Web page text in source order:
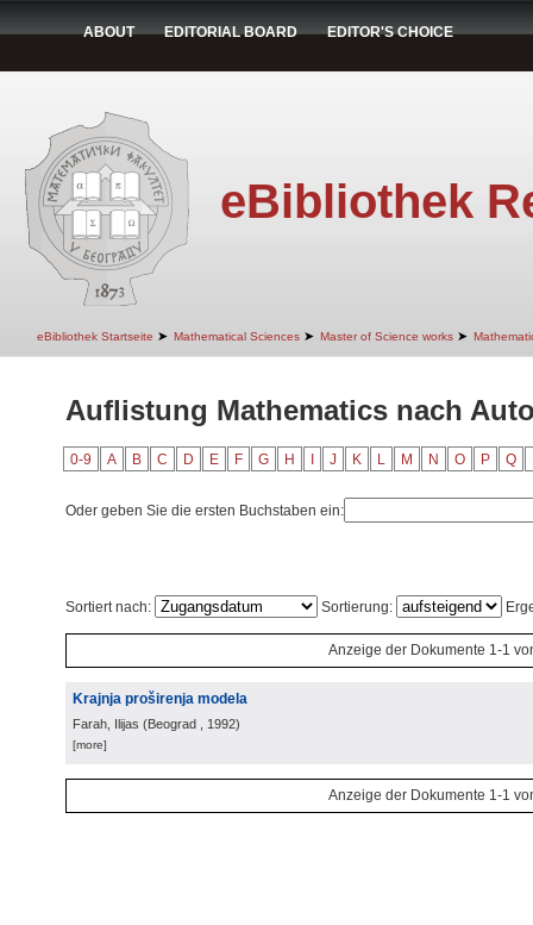
ABOUT EDITORIAL BOARD EDITOR'S CHOICE
eBibliothek
eBibliothek Startseite ➤ Mathematical Sciences ➤ Master of Science works ➤
Auflistung Mathematics nach
0-9 A B C D E F G H J K L M N O P Q
Oder geben Sie die ersten Buchstaben ein:
Sortiert nach: Sortierung:
Anzeige der Dokumente 1-1
Krajnja proširenja modela
Farah, Ilijas (Beograd , 1992)
[more]
Anzeige der Dokumente 1-1